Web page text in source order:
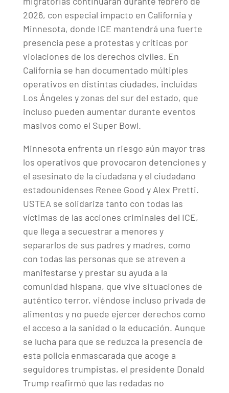
2026, con especial impacto en California y
Minnesota, donde ICE mantendrá una fuerte
presencia pese a protestas y críticas por
violaciones de los derechos civiles. En
California se han documentado múltiples
operativos en distintas ciudades, incluidas
Los Ángeles y zonas del sur del estado, que
incluso pueden aumentar durante eventos
masivos como el Super Bowl.
Minnesota enfrenta un riesgo aún mayor tras
los operativos que provocaron detenciones y
el asesinato de la ciudadana y el ciudadano
estadounidenses Renee Good y Alex Pretti.
USTEA se solidariza tanto con todas las
víctimas de las acciones criminales del ICE,
que llega a secuestrar a menores y
separarlos de sus padres y madres, como
con todas las personas que se atreven a
manifestarse y prestar su ayuda a la
comunidad hispana, que vive situaciones de
auténtico terror, viéndose incluso privada de
alimentos y no puede ejercer derechos como
el acceso a la sanidad o la educación. Aunque
se lucha para que se reduzca la presencia de
esta policía enmascarada que acoge a
seguidores trumpistas, el presidente Donald
Trump reafirmó que las redadas no